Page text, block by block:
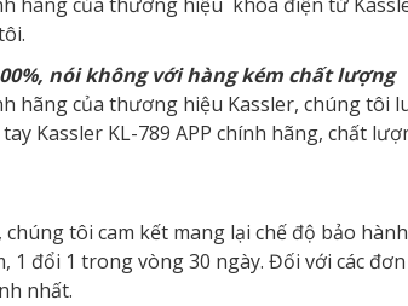
nói không với hàng kém chất lượng
hãng của thương hiệu Kassler, chúng tôi
Kassler KL-789 APP chính hãng, chất
tôi cam kết mang lại chế độ bảo
1 đổi 1 trong vòng 30 ngày. Đối với các
nhất.